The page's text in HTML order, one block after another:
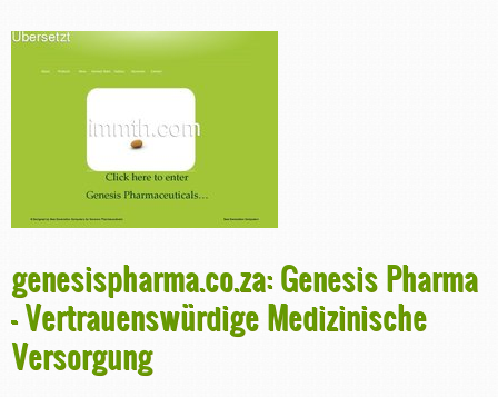
genesispharma.co.za: Genesis Pharma
- Vertrauenswürdige Medizinische
Versorgung